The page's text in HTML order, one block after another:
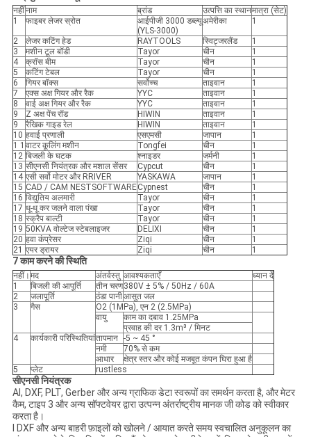
नहींनाम ब्रांड उत्पत्ति का स्थानमात्रा (सेट)
1
फाइबर लेजर स्रोत
आईपीजी 3000 डब्ल्यू
(YLS-3000)
अमेरीका 1
2 लेजर कटिंग हेड RAYTOOLS स्विट्जरलैंड
1
3
मशीन टूल बॉडी Tayor चीन
1
4
क्रॉस बीम Tayor चीन
1
5
कटिंग टेबल Tayor चीन
1
6
गियर बॉक्स सर्वोच्च ताइवान
1
7
एक्स अक्ष गियर और रैक YYC ताइवान
1
8
वाई अक्ष गियर और रैक YYC ताइवान
1
9
Z अक्ष पेंच रॉड HIWIN ताइवान
1
9
रैखिक गाइड रेल HIWIN ताइवान
1
10 हवाई प्रणाली एसएमसी जापान
1
1 1 वाटर कूलिंग मशीन Tongfei चीन
1
12 बिजली के घटक श्नाइडर जर्मनी
1
13 सीएनसी नियंत्रक और मशाल सेंसर Cypcut चीन
1
14 एसी सर्वो मोटर और RRIVER YASKAWA जापान
1
15 CAD / CAM NESTSOFTWARECypnest चीन
1
16 विद्युतिय अलमारी Tayor चीन
1
17 धू-धू कर जलने वाला पंखा Tayor चीन
1
18 स्क्रैप बाल्टी Tayor चीन
1
19 50KVA वोल्टेज स्टेबलाइजर DELIXI चीन
1
20 हवा कंप्रेसर Ziqi चीन
1
21 एयर ड्रायर Ziqi चीन 1
7 काम करने की स्थिति
नहीं। मद अंतर्वस्तु आवश्यकताएँ
ध्यान दें
1
बिजली की आपूर्ति तीन चरण380V ± 5% / 50Hz / 60A
2
जलापूर्ति ठंडा पानीआसुत जल
3
गैस
O2 (1MPa), एन 2 (2.5MPa)
वायु
काम का दबाव 1.25MPa
प्रवाह की दर 1.3m³ / मिनट
4
कार्यकारी परिस्थितियांतापमान -5 ~ 45 °
नमी
70% से कम
आधार
क्षेत्र स्तर और कोई मजबूत कंपन घिरा हुआ है
5
प्लेट rustless
सीएनसी नियंत्रक
AI, DXF, PLT, Gerber और अन्य ग्राफिक डेटा स्वरूपों का समर्थन करता है, और मेटर
कैम, टाइप 3 और अन्य सॉफ्टवेयर द्वारा उत्पन्न अंतर्राष्ट्रीय मानक जी कोड को स्वीकार
करता है।
l DXF और अन्य बाहरी फ़ाइलों को खोलने / आयात करते समय स्वचालित अनुकूलन का